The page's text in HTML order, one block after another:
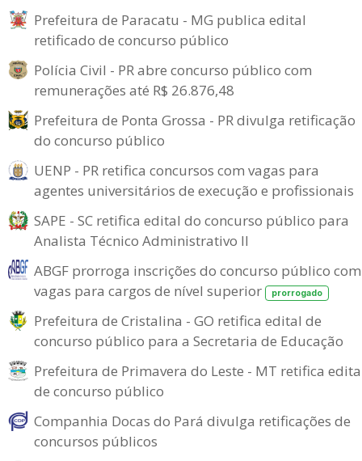
Prefeitura de Paracatu - MG publica edital
retificado de concurso público
Polícia Civil - PR abre concurso público com
remunerações até R$ 26.876,48
Prefeitura de Ponta Grossa - PR divulga retificação
do concurso público
UENP - PR retifica concursos com vagas para
agentes universitários de execução e profissionais
SAPE - SC retifica edital do concurso público para
Analista Técnico Administrativo II
ABGF prorroga inscrições do concurso público com
vagas para cargos de nível superior
prorrogado
Prefeitura de Cristalina - GO retifica edital de
concurso público para a Secretaria de Educação
Prefeitura de Primavera do Leste - MT retifica
de concurso público
Companhia Docas do Pará divulga retificações de
concursos públicos